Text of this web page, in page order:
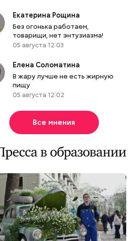
Екатерина Рощина
Без огонька работаем,
товарищи, нет энтузиазма!
05 августа 12:03
Елена Соломатина
В жару лучше не есть жирную
пищу
05 августа 12:02
Все мнения